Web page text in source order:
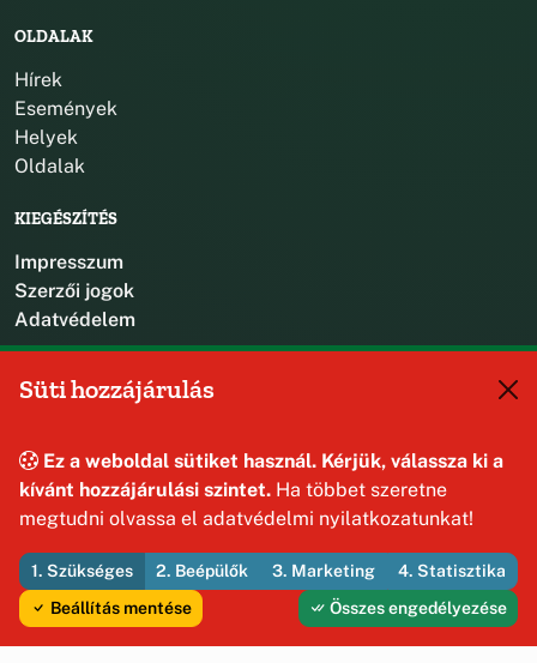
OLDALAK
Hírek
Események
Helyek
Oldalak
KIEGÉSZÍTÉS
Impresszum
Szerzői jogok
Adatvédelem
8192 Hajmáskér, Kossuth Lajos u. 31.
© 2026 Hajmáskér Község Önkormányzata — Minden jog
fenntartva
Fejleszti és üzemelteti az Útirány
Süti hozzájárulás
Ez a weboldal sütiket használ. Kérjük, válassza ki a
kívánt hozzájárulási szintet. Ha többet szeretne
megtudni olvassa el adatvédelmi nyilatkozatunkat!
1. Szükséges 2. Beépülők 3. Marketing
4. Statisztika
Beállítás mentése
Összes engedélyezése